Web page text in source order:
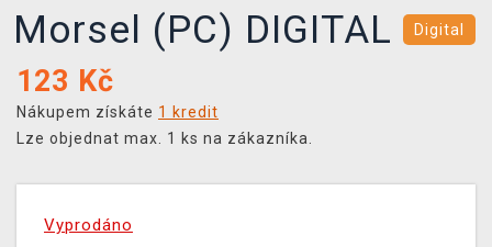
Morsel (PC) DIGITAL
Digital
123 Kč
Nákupem získáte 1 kredit
Lze objednat max. 1 ks na zákazníka.
Vyprodáno